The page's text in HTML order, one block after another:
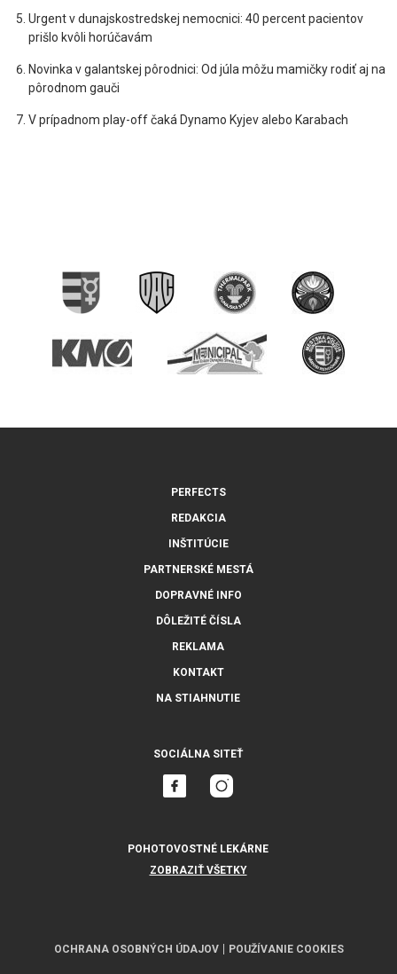
Urgent v dunajskostredskej nemocnici: 40 percent pacientov
prišlo kvôli horúčavám
Novinka v galantskej pôrodnici: Od júla môžu mamičky rodiť aj na
pôrodnom gauči
V prípadnom play-off čaká Dynamo Kyjev alebo Karabach
PERFECTS
REDAKCIA
INŠTITÚCIE
PARTNERSKÉ MESTÁ
DOPRAVNÉ INFO
DÔLEŽITÉ ČÍSLA
REKLAMA
KONTAKT
NA STIAHNUTIE
SOCIÁLNA SITEŤ
POHOTOVOSTNÉ LEKÁRNE
ZOBRAZIŤ VŠETKY
OCHRANA OSOBNÝCH ÚDAJOV POUŽÍVANIE COOKIES